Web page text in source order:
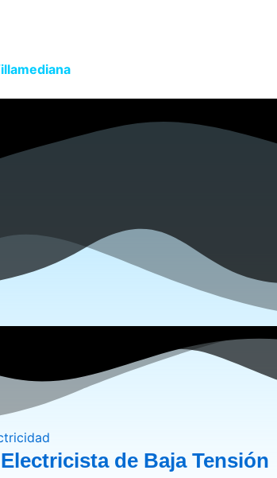
de Baja Tensión